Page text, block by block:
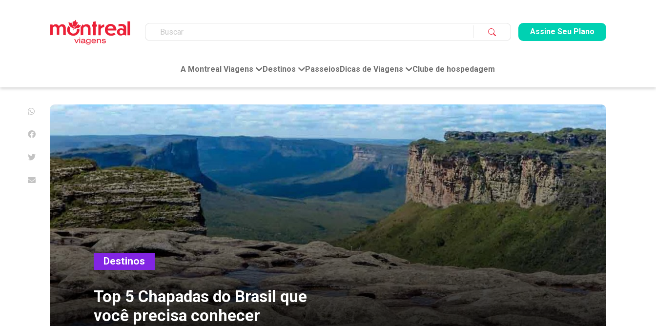
Assine Seu Plano
A Montreal Viagens Destinos Passeios Dicas de Viagens Clube de hospedagem
Destinos
Top 5 Chapadas do Brasil que
você precisa conhecer